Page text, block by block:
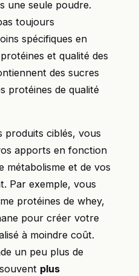
une seule poudre.
toujours
spécifiques en
et qualité des
des sucres
protéines de qualité
produits ciblés, vous
apports en fonction
métabolisme et de vos
Par exemple, vous
protéines de whey,
pour créer votre
à moindre coût.
un peu plus de
plus